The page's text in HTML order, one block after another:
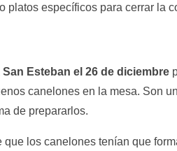
platos específicos para cerrar la
Esteban el 26 de diciembre
canelones en la mesa. Son
de prepararlos.
los canelones tenían que